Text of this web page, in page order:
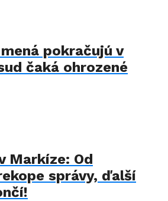
pokračujú v
čaká ohrozené
Markíze: Od
správy, ďalší